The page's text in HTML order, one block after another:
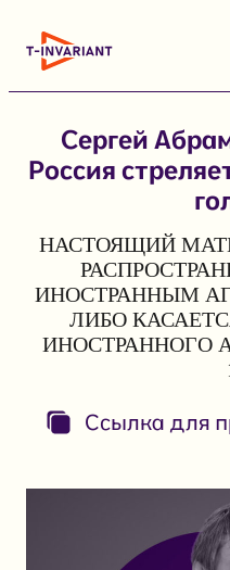
Сергей
Россия
НАСТОЯЩИЙ
ИНОСТРАННЫМ
ЛИБО
ИНОСТРАННОГО
Ссылка для